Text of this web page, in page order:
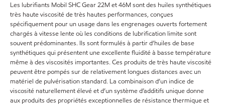
Les lubrifiants Mobil SHC Gear 22M et 46M sont des huiles synthétiques
très haute viscosité de très hautes performances, conçues
spécifiquement pour un usage dans les engrenages ouverts fortement
chargés à vitesse lente où les conditions de lubrification limite sont
souvent prédominantes. Ils sont formulés à partir d’huiles de base
synthétiques qui présentent une excellente fluidité à basse température
même à des viscosités importantes. Ces produits de très haute viscosité
peuvent être pompés sur de relativement longues distances avec un
matériel de pulvérisation standard. La combinaison d’un indice de
viscosité naturellement élevé et d’un système d’additifs unique donne
aux produits des propriétés exceptionnelles de résistance thermique et